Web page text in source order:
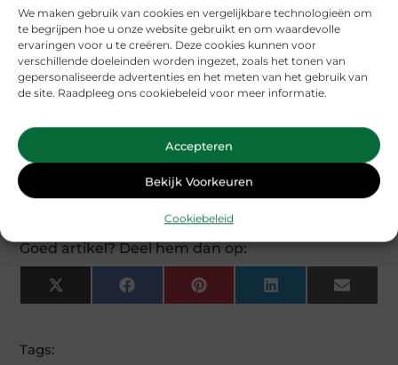
We maken gebruik van cookies en vergelijkbare technologieën om
te begrijpen hoe u onze website gebruikt en om waardevolle
ervaringen voor u te creëren. Deze cookies kunnen voor
verschillende doeleinden worden ingezet, zoals het tonen van
gepersonaliseerde advertenties en het meten van het gebruik van
de site. Raadpleeg ons cookiebeleid voor meer informatie.
Accepteren
Bekijk Voorkeuren
Cookiebeleid
Hoe transparent zijn de kosten bij een
uitvaart?
uitvaart?
Werkt u ook in plaatsen rondom
Amersfoort?
Goed artikel? Deel hem dan op:
X
(Twitter)
FacebookPinterest LinkedIn Email
Tags: